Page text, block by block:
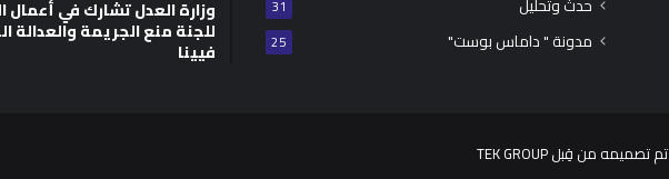
حدث وتحليل 31
مدونة " داماس بوست" 25 للجنة منع الجريمة والعدالة
فيينا
تم تصميمه من قِبل TEK GROUP